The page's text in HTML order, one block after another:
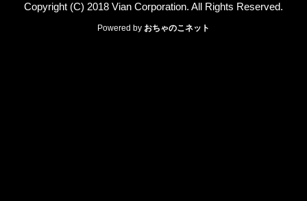
Copyright (C) 2018 Vian Corporation. All Rights Reserved.
Powered by おちゃのこネット